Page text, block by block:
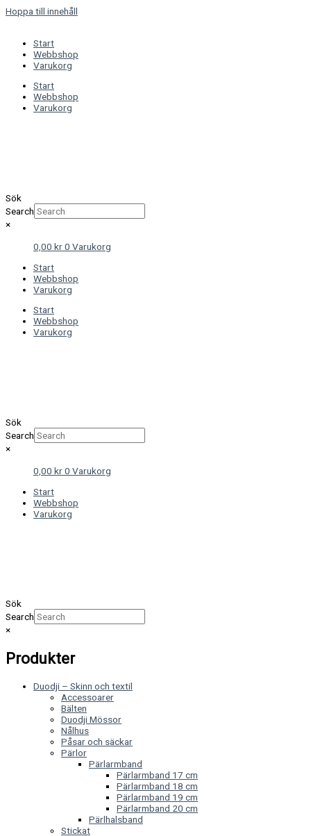
Hoppa till innehåll
Start
Webbshop
Varukorg
Start
Webbshop
Varukorg
Sök
Search
×
0,00 kr0 Varukorg
Start
Webbshop
Varukorg
Start
Webbshop
Varukorg
Sök
Search
×
0,00 kr0 Varukorg
Start
Webbshop
Varukorg
Sök
Search
×
Produkter
Duodji – Skinn och textil
Accessoarer
Bälten
Duodji Mössor
Nålhus
Påsar och säckar
Pärlor
Pärlarmband
Pärlarmband 17 cm
Pärlarmband 18 cm
Pärlarmband 19 cm
Pärlarmband 20 cm
Pärlhalsband
Stickat